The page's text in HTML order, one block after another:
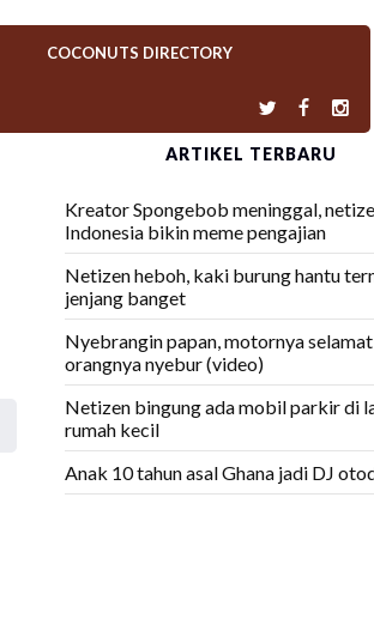
COCONUTS DIRECTORY
ARTIKEL TERBARU
Kreator Spongebob meninggal,
Indonesia bikin meme pengajian
Netizen heboh, kaki burung hantu
jenjang banget
Nyebrangin papan, motornya selamat
orangnya nyebur (video)
Netizen bingung ada mobil parkir di
rumah kecil
Anak 10 tahun asal Ghana jadi DJ